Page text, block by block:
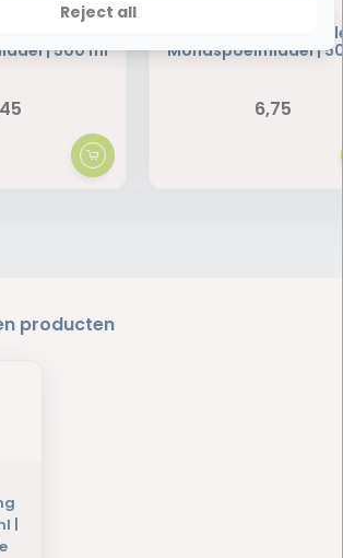
| 500 ml
Vitis Gezond
Mondspoelmiddel |
6,75
producten
|
Reject all